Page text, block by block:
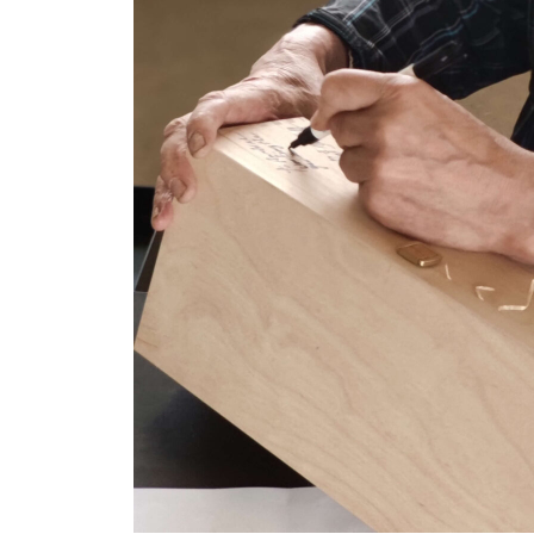
Piet
Oudolf